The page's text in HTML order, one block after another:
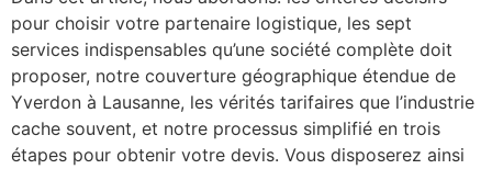
pour choisir votre partenaire logistique, les sept
services indispensables qu’une société complète doit
proposer, notre couverture géographique étendue de
Yverdon à Lausanne, les vérités tarifaires que l’industrie
cache souvent, et notre processus simplifié en trois
étapes pour obtenir votre devis. Vous disposerez ainsi